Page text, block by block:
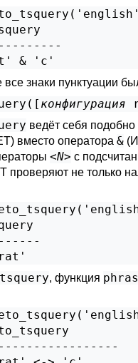
все знаки пунктуации
конфигурация
ведёт себя подобно
вместо оператора &
<N> с
не только
, функция